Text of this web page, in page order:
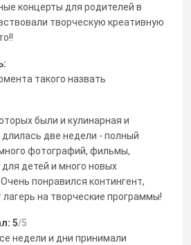
концерты для родителей в
творческую креативную
такого назвать
были и кулинарная и
две недели - полный
фотографий, фильмы,
детей и много новых
понравился контингент,
на творческие программы!
5/5
недели и дни принимали